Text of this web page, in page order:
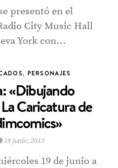
presentó en el
City Music Hall
York con…
,PERSONAJES
«Dibujando
Caricatura de
18 junio, 2013
19 de junio a